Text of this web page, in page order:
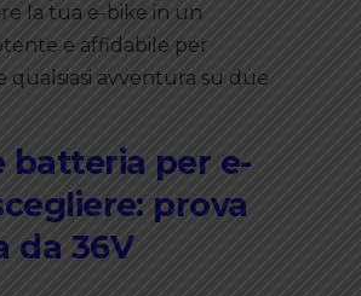
la tua e-bike in un
e affidabile per
qualsiasi avventura su due
batteria per e-
prova
da 36V